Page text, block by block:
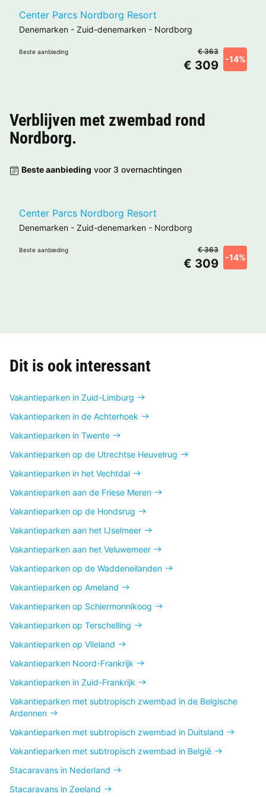
Center Parcs Nordborg Resort
Denemarken - Zuid-denemarken - Nordborg
Beste aanbieding
€ 309 -14%
€ 363
Verblijven met zwembad rond
Nordborg.
Beste aanbieding voor 3 overnachtingen
Center Parcs Nordborg Resort
Denemarken - Zuid-denemarken - Nordborg
Beste aanbieding
€ 309 -14%
€ 363
Dit is ook interessant
Vakantieparken in Zuid-Limburg
Vakantieparken in de Achterhoek
Vakantieparken in Twente
Vakantieparken op de Utrechtse Heuvelrug
Vakantieparken in het Vechtdal
Vakantieparken aan de Friese Meren
Vakantieparken op de Hondsrug
Vakantieparken aan het IJselmeer
Vakantieparken aan het Veluwemeer
Vakantieparken op de Waddeneilanden
Vakantieparken op Ameland
Vakantieparken op Schiermonnikoog
Vakantieparken op Terschelling
Vakantieparken op Vlieland
Vakantieparken Noord-Frankrijk
Vakantieparken in Zuid-Frankrijk
Vakantieparken met subtropisch zwembad in de Belgische
Ardennen
Vakantieparken met subtropisch zwembad in Duitsland
Vakantieparken met subtropisch zwembad in België
Stacaravans in Nederland
Stacaravans in Zeeland